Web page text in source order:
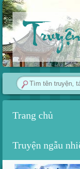
Trang chủ
Truyện ngẫu